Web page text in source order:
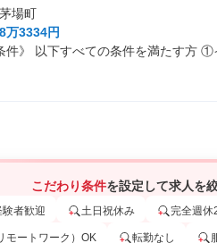
場町
万3334円
件》 以下すべての条件を満たす方 ①
こだわり条件を設定して求人を
験者歓迎 土日祝休み 完全週休
モートワーク）OK 転勤なし